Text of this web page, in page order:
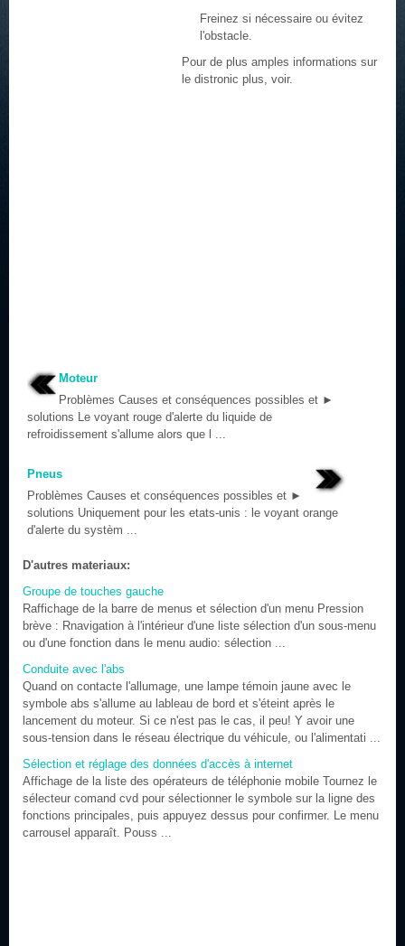
Freinez si nécessaire ou évitez
l'obstacle.
Pour de plus amples informations sur
le distronic plus, voir.
Moteur
Problèmes Causes et conséquences possibles et ►
solutions Le voyant rouge d'alerte du liquide de
refroidissement s'allume alors que l ...
Pneus
Problèmes Causes et conséquences possibles et ►
solutions Uniquement pour les etats-unis : le voyant orange
d'alerte du systèm ...
D'autres materiaux:
Groupe de touches gauche
Raffichage de la barre de menus et sélection d'un menu Pression
brève : Rnavigation à l'intérieur d'une liste sélection d'un sous-menu
ou d'une fonction dans le menu audio: sélection ...
Conduite avec l'abs
Quand on contacte l'allumage, une lampe témoin jaune avec le
symbole abs s'allume au lableau de bord et s'éteint après le
lancement du moteur. Si ce n'est pas le cas, il peu! Y avoir une
sous-tension dans le réseau électrique du véhicule, ou l'alimentati ...
Sélection et réglage des données d'accès à internet
Affichage de la liste des opérateurs de téléphonie mobile Tournez le
sélecteur comand cvd pour sélectionner le symbole sur la ligne des
fonctions principales, puis appuyez dessus pour confirmer. Le menu
carrousel apparaît. Pouss ...